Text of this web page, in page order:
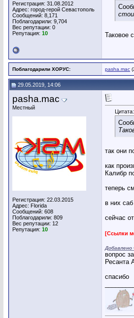
Регистрация: 31.08.2012
Адрес: город-герой Севастополь
Сообщений: 8,171
Поблагодарили: 9,704
Вес репутации: 0
Репутация: 10 Таковое
Поблагодарили ХОРУС: pasha.mac
29.05.2019, 14:06
pasha.mac
Местный
Регистрация: 22.03.2015
Адрес: Florida
Сообщений: 608
Поблагодарили: 809
Вес репутации: 12
Репутация: 10
Цитата:
так они
как
Калибр
теперь
в них
сейчас
[Ссылки
Добавлено
вопрос
Ресанта
спасибо